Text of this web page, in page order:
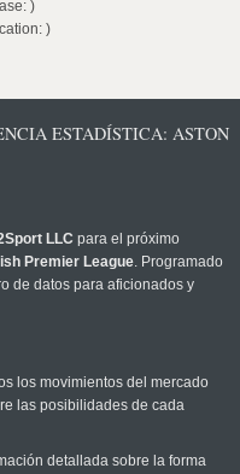
)
)
ESTADÍSTICA: ASTON
LLC para el próximo
Premier League. Programado
de datos para aficionados y
los movimientos del mercado
las posibilidades de cada
detallada sobre la forma